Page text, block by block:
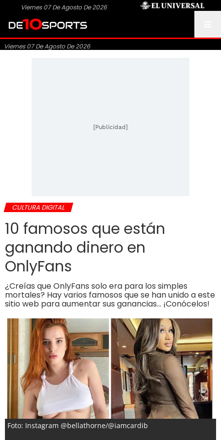
Viernes 07 De Agosto De 2026
Viernes 07 De Agosto De 2026
[Publicidad]
CULTURA DIGITAL
10 famosos que están
ganando dinero en
OnlyFans
¿Creías que OnlyFans solo era para los simples
mortales? Hay varios famosos que se han unido a este
sitio web para aumentar sus ganancias… ¡Conócelos!
Foto: Instagram @bellathorne/@iamcardib